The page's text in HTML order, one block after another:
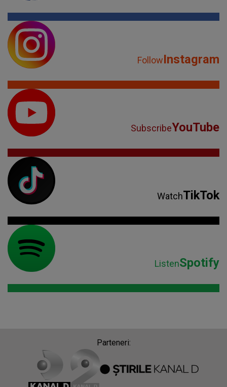
FollowInstagram
SubscribeYouTube
WatchTikTok
ListenSpotify
Parteneri: